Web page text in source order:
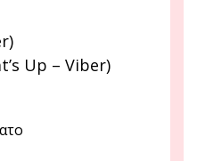
Up – Viber)